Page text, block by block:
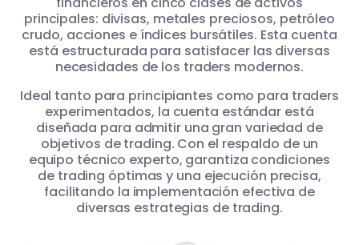
principales: divisas, metales preciosos, petróleo
crudo, acciones e índices bursátiles. Esta cuenta
está estructurada para satisfacer las diversas
necesidades de los traders modernos.
Ideal tanto para principiantes como para traders
experimentados, la cuenta estándar está
diseñada para admitir una gran variedad de
objetivos de trading. Con el respaldo de un
equipo técnico experto, garantiza condiciones
de trading óptimas y una ejecución precisa,
facilitando la implementación efectiva de
diversas estrategias de trading.